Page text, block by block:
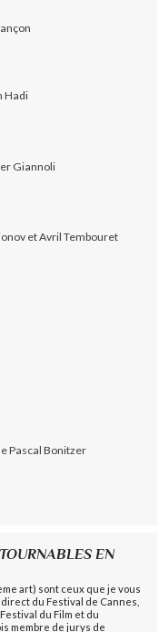
Hadi
Giannoli
et Avril Tembouret
Pascal Bonitzer
EN
art) sont ceux que je vous
du Festival de Cannes,
du Film et du
membre de jurys de